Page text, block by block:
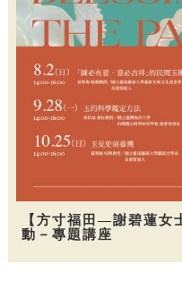
【方寸福田—謝碧蓮女
動－專題講座